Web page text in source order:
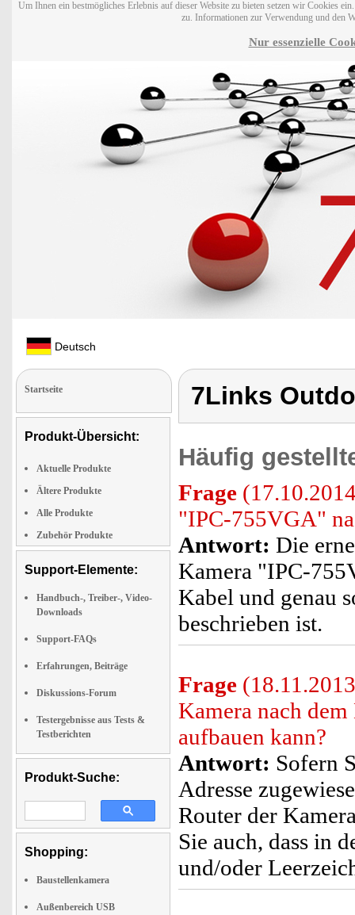
Um Ihnen ein bestmögliches Erlebnis auf dieser Website zu bieten setzen wir Cookies
zu. Informationen zur Verwendung und den
Nur essenzielle
Deutsch
Startseite
Produkt-Übersicht:
Aktuelle Produkte
Ältere Produkte
Alle Produkte
Zubehör Produkte
Support-Elemente:
Handbuch-, Treiber-, Video-
Downloads
Support-FAQs
Erfahrungen, Beiträge
Diskussions-Forum
Testergebnisse aus Tests &
Testberichten
Produkt-Suche:
Shopping:
Baustellenkamera
Außenbereich USB
7Links
Häufig
Frage
"IPC-755VGA"
Antwort: Die
Kamera "IPC-
Kabel und genau
beschrieben ist.
Frage
Kamera nach
aufbauen kann?
Antwort: Sofern
Adresse
Router der
Sie auch, dass in
und/oder